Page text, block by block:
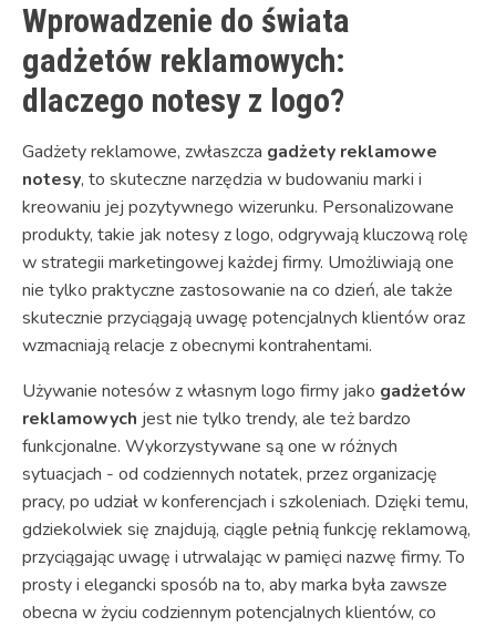
Wprowadzenie do świata
gadżetów reklamowych:
dlaczego notesy z logo?
Gadżety reklamowe, zwłaszcza gadżety reklamowe
notesy, to skuteczne narzędzia w budowaniu marki i
kreowaniu jej pozytywnego wizerunku. Personalizowane
produkty, takie jak notesy z logo, odgrywają kluczową rolę
w strategii marketingowej każdej firmy. Umożliwiają one
nie tylko praktyczne zastosowanie na co dzień, ale także
skutecznie przyciągają uwagę potencjalnych klientów oraz
wzmacniają relacje z obecnymi kontrahentami.
Używanie notesów z własnym logo firmy jako gadżetów
reklamowych jest nie tylko trendy, ale też bardzo
funkcjonalne. Wykorzystywane są one w różnych
sytuacjach - od codziennych notatek, przez organizację
pracy, po udział w konferencjach i szkoleniach. Dzięki temu,
gdziekolwiek się znajdują, ciągle pełnią funkcję reklamową,
przyciągając uwagę i utrwalając w pamięci nazwę firmy. To
prosty i elegancki sposób na to, aby marka była zawsze
obecna w życiu codziennym potencjalnych klientów, co